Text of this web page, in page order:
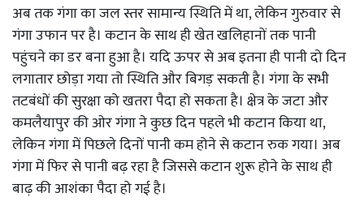
अब तक गंगा का जल स्तर सामान्य स्थिति में था, लेकिन गुरुवार से
गंगा उफान पर है। कटान के साथ ही खेत खलिहानों तक पानी
पहुंचने का डर बना हुआ है। यदि ऊपर से अब इतना ही पानी दो दिन
लगातार छोड़ा गया तो स्थिति और बिगड़ सकती है। गंगा के सभी
तटबंधों की सुरक्षा को खतरा पैदा हो सकता है। क्षेत्र के जटा और
कमलैयापुर की ओर गंगा ने कुछ दिन पहले भी कटान किया था,
लेकिन गंगा में पिछले दिनों पानी कम होने से कटान रुक गया। अब
गंगा में फिर से पानी बढ़ रहा है जिससे कटान शुरू होने के साथ ही
बाढ़ की आशंका पैदा हो गई है।